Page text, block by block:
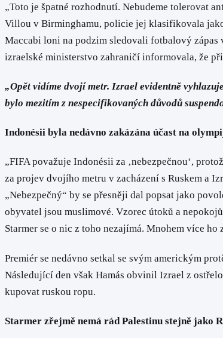
„Toto je špatné rozhodnutí. Nebudeme tolerovat
Villou v Birminghamu, policie jej klasifikovala
Maccabi loni na podzim sledovali fotbalový
izraelské ministerstvo zahraničí informovala, že
„Opět vidíme dvojí metr. Izrael evidentně
bylo mezitím z nespecifikovaných důvodů
Indonésii byla nedávno zakázána účast na
„FIFA považuje Indonésii za ‚nebezpečnou‘,
za projev dvojího metru v zacházení s Ruskem a
„Nebezpečný“ by se přesněji dal popsat jako
obyvatel jsou muslimové. Vzorec útoků a
Starmer se o nic z toho nezajímá. Mnohem více
Premiér se nedávno setkal se svým americkým
Následující den však Hamás obvinil Izrael z
kupovat ruskou ropu.
Starmer zřejmě nemá rád Palestinu stejně jako